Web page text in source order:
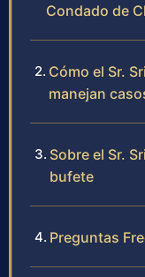
Condado de
Cómo el Sr.
manejan
Sobre el Sr.
bufete
Preguntas